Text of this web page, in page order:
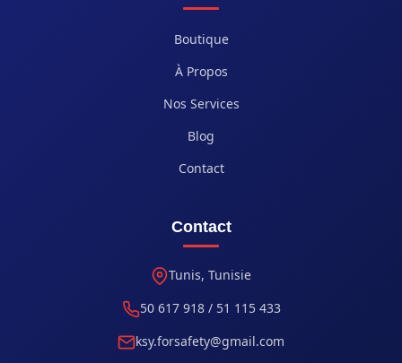
Boutique
À Propos
Nos Services
Blog
Contact
Contact
Tunis, Tunisie
50 617 918 / 51 115 433
ksy.forsafety@gmail.com